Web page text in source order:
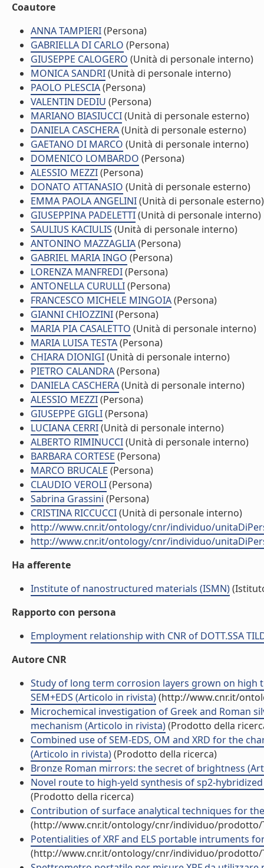
Coautore
ANNA TAMPIERI(Persona)
GABRIELLA DI CARLO (Persona)
GIUSEPPE CALOGERO (Unità di personale interno)
MONICA SANDRI(Unità di personale interno)
PAOLO PLESCIA(Persona)
VALENTIN DEDIU (Persona)
MARIANO BIASIUCCI(Unità di personale esterno)
DANIELA CASCHERA(Unità di personale esterno)
GAETANO DI MARCO (Unità di personale interno)
DOMENICO LOMBARDO (Persona)
ALESSIO MEZZI(Persona)
DONATO ATTANASIO (Unità di personale esterno)
EMMA PAOLA ANGELINI(Unità di personale esterno)
GIUSEPPINA PADELETTI(Unità di personale interno)
SAULIUS KACIULIS (Unità di personale interno)
ANTONINO MAZZAGLIA(Persona)
GABRIEL MARIA INGO (Persona)
LORENZA MANFREDI(Persona)
ANTONELLA CURULLI(Persona)
FRANCESCO MICHELE MINGOIA(Persona)
GIANNI CHIOZZINI(Persona)
MARIA PIA CASALETTO (Unità di personale interno)
MARIA LUISA TESTA(Persona)
CHIARA DIONIGI(Unità di personale interno)
PIETRO CALANDRA(Persona)
DANIELA CASCHERA(Unità di personale interno)
ALESSIO MEZZI(Persona)
GIUSEPPE GIGLI(Persona)
LUCIANA CERRI(Unità di personale interno)
ALBERTO RIMINUCCI(Unità di personale interno)
BARBARA CORTESE (Persona)
MARCO BRUCALE (Persona)
CLAUDIO VEROLI(Persona)
Sabrina Grassini (Persona)
CRISTINA RICCUCCI(Unità di personale interno)
http://www.cnr.it/ontology/cnr/individuo/
http://www.cnr.it/ontology/cnr/individuo/
Ha afferente
Institute of nanostructured materials (ISMN)
Rapporto con persona
Employment relationship with CNR of DOTT.SSA
Autore CNR
Study of long term corrosion layers grown on high
SEM+EDS (Articolo in rivista)(http://www.cnr.it/
Microchemical investigation of Greek and Roman
mechanism (Articolo in rivista)(Prodotto della
Combined use of SEM-EDS, OM and XRD for the
(Articolo in rivista)(Prodotto della ricerca)
Bronze Roman mirrors: the secret of brightness
Novel route to high-yeld synthesis of sp2-
(Prodotto della ricerca)
Contribution of surface analytical techniques for
(http://www.cnr.it/ontology/cnr/individuo/prodotto/
Potentialities of XRF and ELS portable intruments
(http://www.cnr.it/ontology/cnr/individuo/prodotto/